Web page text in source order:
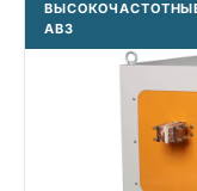
АВЗ